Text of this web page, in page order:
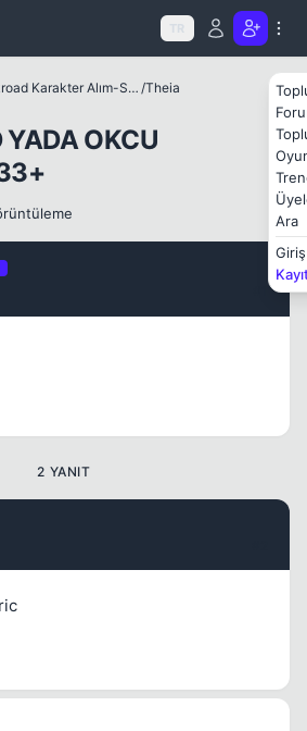
TR
Ara
Giriş
Silkroad Karakter Alım-Satımları /Theia
OKCU
2 YANIT